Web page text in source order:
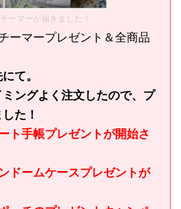
ーマーが届きました！
ーマープレゼント＆全商品
て。
ングよく注文したので、プ
た！
手帳プレゼントが開始さ
ームケースプレゼントが